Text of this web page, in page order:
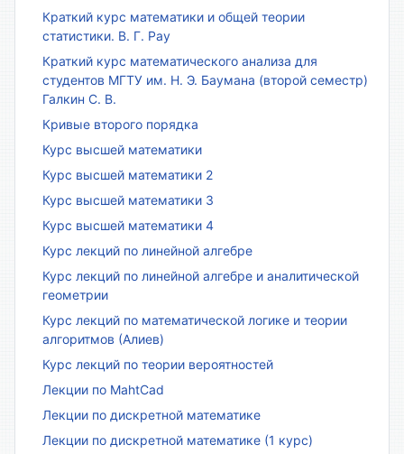
Краткий курс математики и общей теории
статистики. В. Г. Рау
Краткий курс математического анализа для
студентов МГТУ им. Н. Э. Баумана (второй семестр)
Галкин С. В.
Кривые второго порядка
Курс высшей математики
Курс высшей математики 2
Курс высшей математики 3
Курс высшей математики 4
Курс лекций по линейной алгебре
Курс лекций по линейной алгебре и аналитической
геометрии
Курс лекций по математической логике и теории
алгоритмов (Алиев)
Курс лекций по теории вероятностей
Лекции по MahtCad
Лекции по дискретной математике
Лекции по дискретной математике (1 курс)